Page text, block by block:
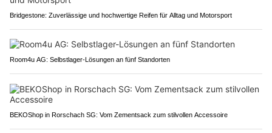
Bridgestone: Zuverlässige und hochwertige Reifen für Alltag und Motorsport
Room4u AG: Selbstlager-Lösungen an fünf Standorten
BEKOShop in Rorschach SG: Vom Zementsack zum stilvollen Accessoire